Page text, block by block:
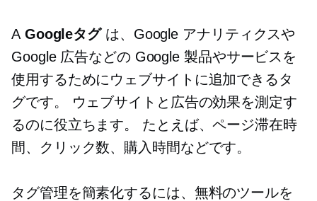
A Googleタグは、Google アナリティクスや
Google 広告などの Google 製品やサービスを
使用するためにウェブサイトに追加できるタ
グです。 ウェブサイトと広告の効果を測定す
るのに役立ちます。 たとえば、ページ滞在時
間、クリック数、購入時間などです。
タグ管理を簡素化するには、無料のツールを